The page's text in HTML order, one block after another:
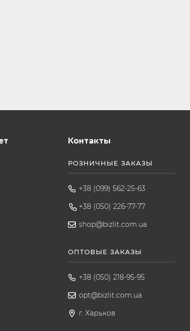
Контакты
РОЗНИЧНЫЕ ЗАКАЗЫ
+38 (099) 562-25-63
+38 (050) 226-77-77
shop@bizlit.com.ua
ОПТОВЫЕ ЗАКАЗЫ
+38 (050) 218-95-95
opt@bizlit.com.ua
г. Харьков